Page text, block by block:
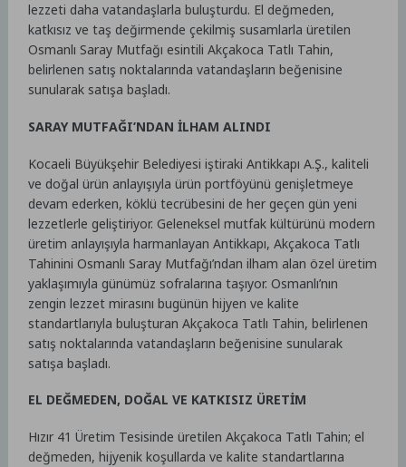
lezzeti daha vatandaşlarla buluşturdu. El değmeden,
katkısız ve taş değirmende çekilmiş susamlarla üretilen
Osmanlı Saray Mutfağı esintili Akçakoca Tatlı Tahin,
belirlenen satış noktalarında vatandaşların beğenisine
sunularak satışa başladı.
SARAY MUTFAĞI’NDAN İLHAM ALINDI
Kocaeli Büyükşehir Belediyesi iştiraki Antikkapı A.Ş., kaliteli
ve doğal ürün anlayışıyla ürün portföyünü genişletmeye
devam ederken, köklü tecrübesini de her geçen gün yeni
lezzetlerle geliştiriyor. Geleneksel mutfak kültürünü modern
üretim anlayışıyla harmanlayan Antikkapı, Akçakoca Tatlı
Tahinini Osmanlı Saray Mutfağı’ndan ilham alan özel üretim
yaklaşımıyla günümüz sofralarına taşıyor. Osmanlı’nın
zengin lezzet mirasını bugünün hijyen ve kalite
standartlarıyla buluşturan Akçakoca Tatlı Tahin, belirlenen
satış noktalarında vatandaşların beğenisine sunularak
satışa başladı.
EL DEĞMEDEN, DOĞAL VE KATKISIZ ÜRETİM
Hızır 41 Üretim Tesisinde üretilen Akçakoca Tatlı Tahin; el
değmeden, hijyenik koşullarda ve kalite standartlarına